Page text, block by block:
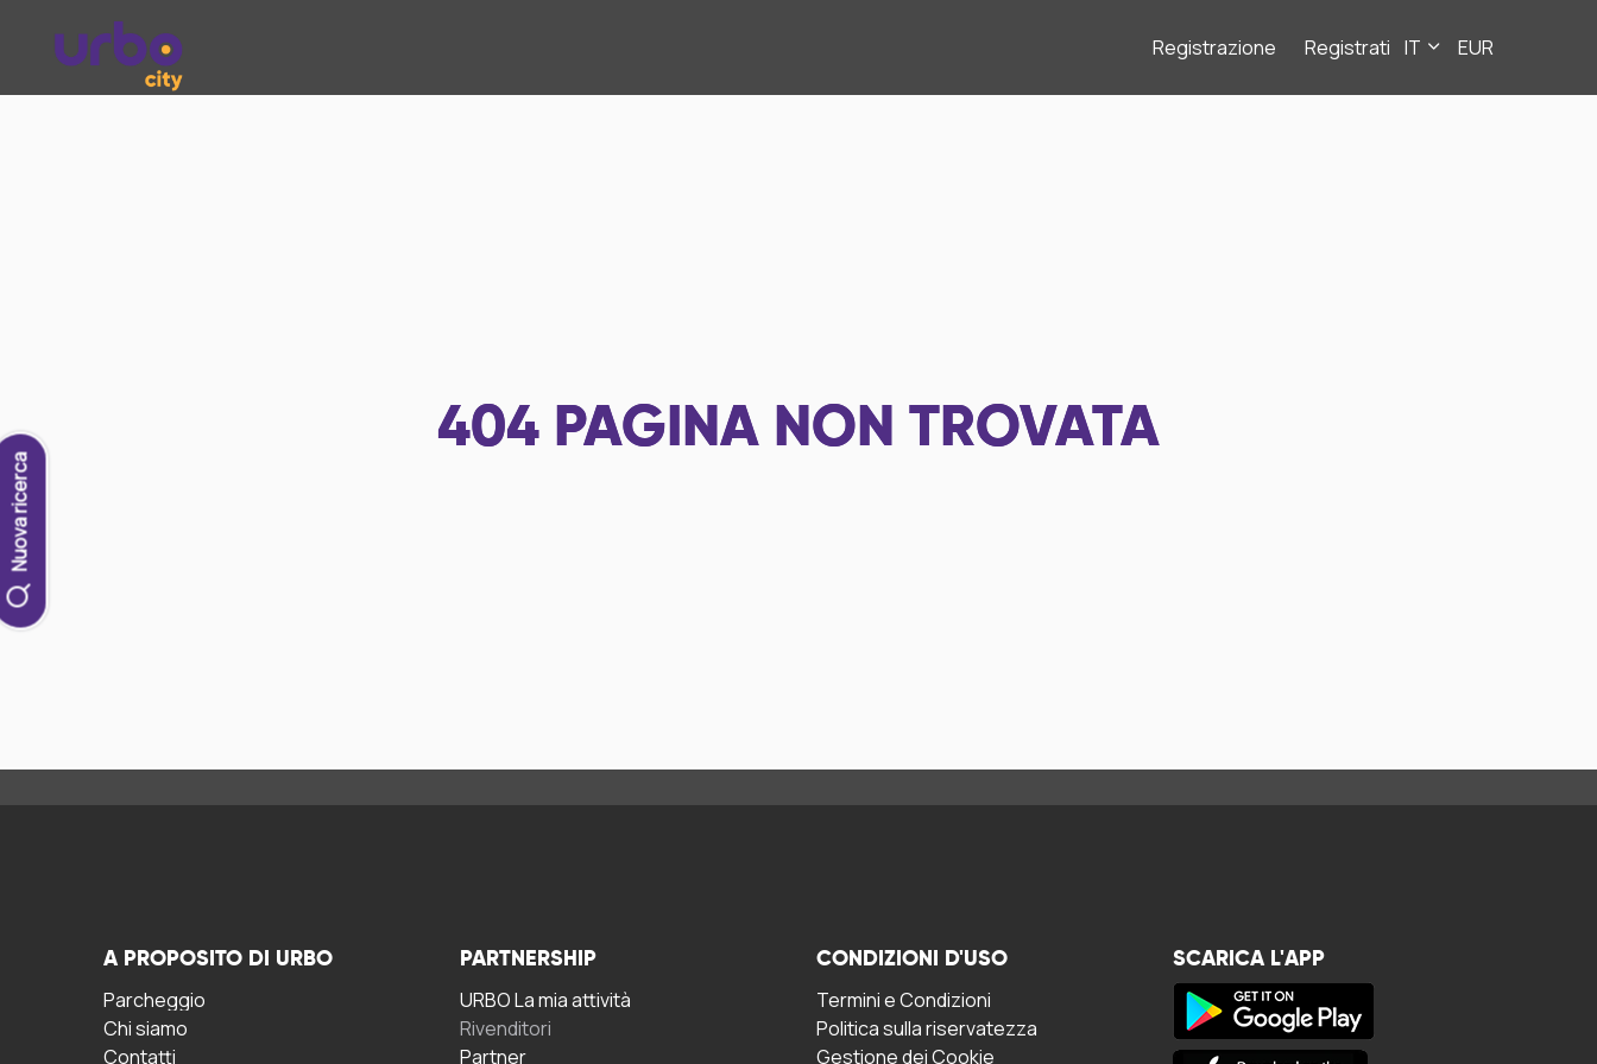
Registrazione Registrati IT EUR
Nuova ricerca
404 PAGINA NON TROVATA
A PROPOSITO DI URBO
Parcheggio
Chi siamo
Contatti
PARTNERSHIP
URBO La mia attività
Rivenditori
Partner
CONDIZIONI D'USO
Termini e Condizioni
Politica sulla riservatezza
Gestione dei Cookie
SCARICA L'APP